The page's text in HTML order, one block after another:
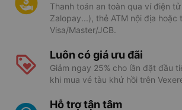
Thanh toán an toàn qua ví điện tử
Zalopay...), thẻ ATM nội địa hoặc
Visa/Master/JCB.
Luôn có giá ưu đãi
Giảm ngay 25% cho lần đặt đầu
khi mua vé tàu khứ hồi trên
Hỗ trợ tận tâm